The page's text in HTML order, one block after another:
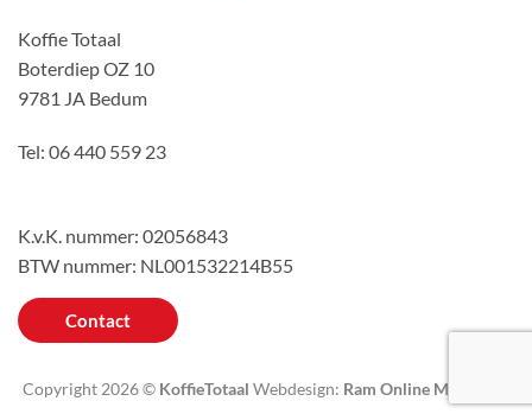
Koffie Totaal
Boterdiep OZ 10
9781 JA Bedum
Tel: 06 440 559 23
K.v.K. nummer: 02056843
BTW nummer: NL001532214B55
Contact
Copyright 2026 © KoffieTotaal Webdesign: Ram Online Marketing